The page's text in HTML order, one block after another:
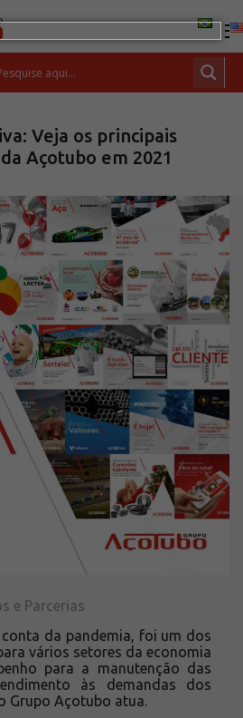
Ancoragem
Veja os principais
Açotubo em 2021
e Parcerias
da pandemia, foi um dos
vários setores da economia
para a manutenção das
às demandas dos
Grupo Açotubo atua.